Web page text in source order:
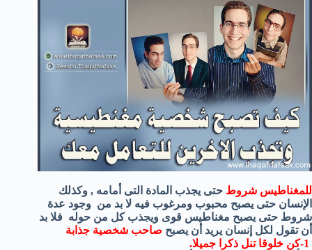
للمغناطيس شروط حتى يجذب المادة التى أمامه , وكذلك
الإنسان حتى يصبح محبوب ومرغوب فيه لا بد من وجود عدة
شروط حتى يصبح مغناطيس قوى ويجذب كل من حوله فلا بد
أن تقول لكل إنسان يريد أن يصبح صاحب شخصية جذابة